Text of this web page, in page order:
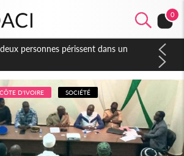
0
la célébration de la fête nationale
campagne contre les produits
CÔTE D'IVOIRE SOCIÉTÉ